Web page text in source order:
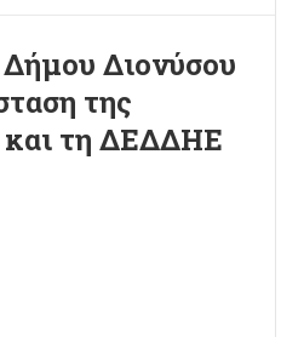
Διονύσου
της
και τη ΔΕΔΔΗΕ